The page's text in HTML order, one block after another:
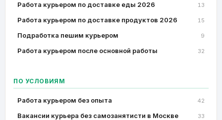
Работа курьером по доставке еды 2026 13
Работа курьером по доставке продуктов 2026 15
Подработка пешим курьером 9
Работа курьером после основной работы 32
ПО УСЛОВИЯМ
Работа курьером без опыта 42
Вакансии курьера без самозанятисти в Москве 33